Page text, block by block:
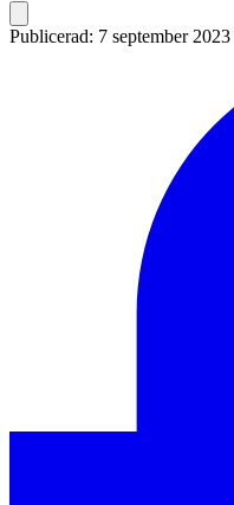
Publicerad: 7 september 2023